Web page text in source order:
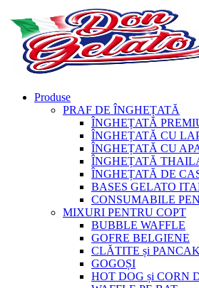
Produse
PRAF DE ÎNGHEȚATĂ
ÎNGHEȚATĂ
ÎNGHEȚATĂ CU
ÎNGHEȚATĂ CU
ÎNGHEȚATĂ
ÎNGHEȚATĂ DE
BASES GELATO
CONSUMABILE
MIXURI PENTRU COPT
BUBBLE WAFFLE
GOFRE BELGIENE
CLĂTITE și
GOGOȘI
HOT DOG și CORN